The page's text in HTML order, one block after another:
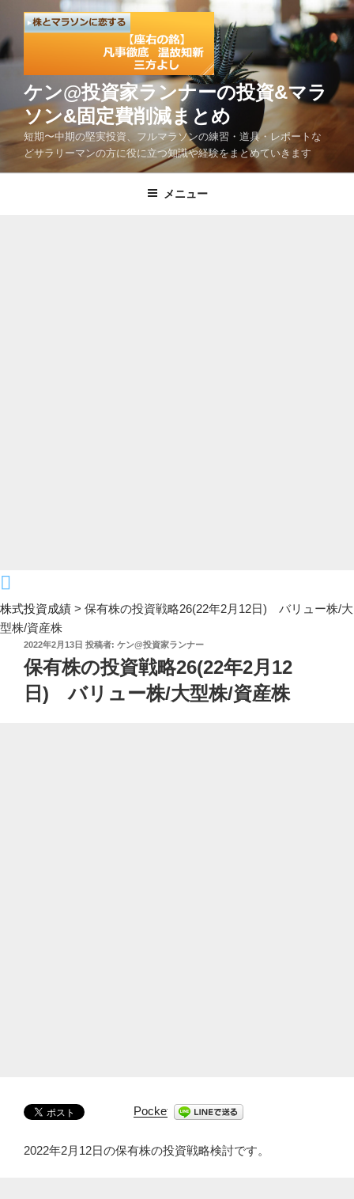
テ
ン
ス
キ
ケン@投資家ランナーの投資&マラ
ソン&固定費削減まとめ
短期〜中期の堅実投資、フルマラソンの練習・道具・レポートな
どサラリーマンの方に役に立つ知識や経験をまとめていきます
メニュー
株式投資成績 > 保有株の投資戦略26(22年2月12日) バリュー株/大
型株/資産株
投
稿
日:
2022年2月13日 投稿者: ケン@投資家ランナー
保有株の投資戦略26(22年2月12
日) バリュー株/大型株/資産株
Pocket
2022年2月12日の保有株の投資戦略検討です。